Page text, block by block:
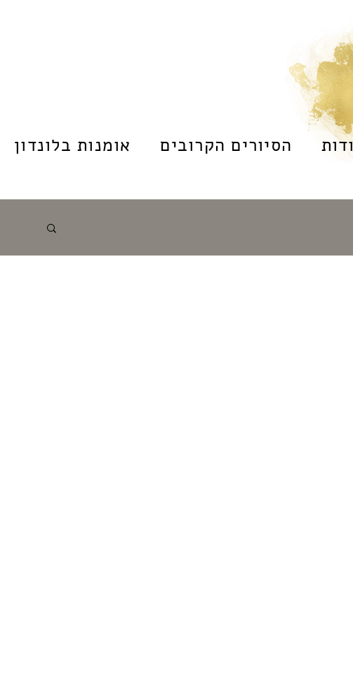
אומנות בלונדון הסיורים הקרובים